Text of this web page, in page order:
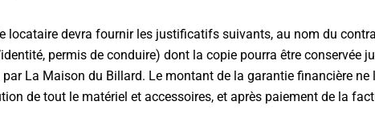
locataire devra fournir les justificatifs suivants, au nom du
permis de conduire) dont la copie pourra être conservée
La Maison du Billard. Le montant de la garantie financière
de tout le matériel et accessoires, et après paiement de la